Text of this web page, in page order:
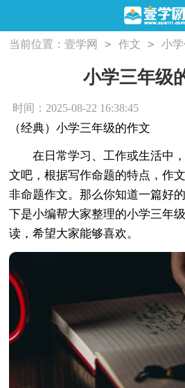
当前位置：壹学网 > 作文 > 小
学三年级的作文
小学三年级
时间：2025-08-22 16:38:45
（经典）小学三年级的作文
在日常学习、工作或生活中，
文吧，根据写作命题的特点，作
非命题作文。那么你知道一篇好
下是小编帮大家整理的小学三年
读，希望大家能够喜欢。